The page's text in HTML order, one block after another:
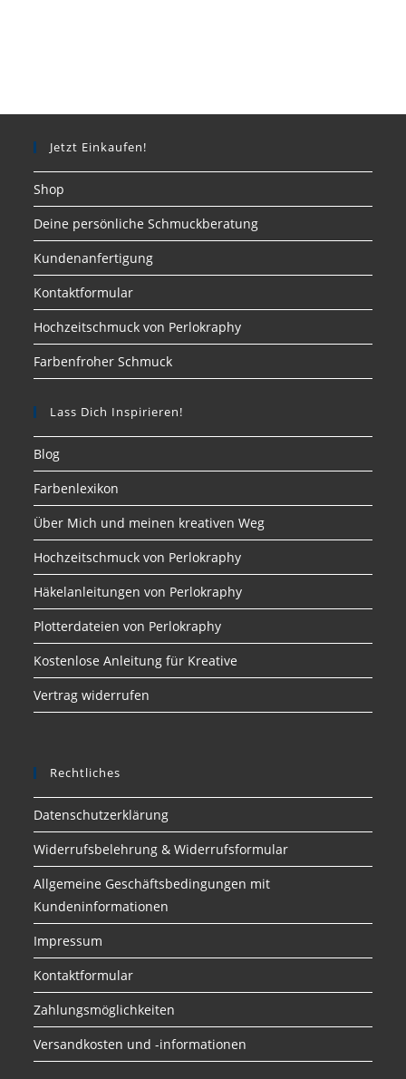
Jetzt Einkaufen!
Shop
Deine persönliche Schmuckberatung
Kundenanfertigung
Kontaktformular
Hochzeitschmuck von Perlokraphy
Farbenfroher Schmuck
Lass Dich Inspirieren!
Blog
Farbenlexikon
Über Mich und meinen kreativen Weg
Hochzeitschmuck von Perlokraphy
Häkelanleitungen von Perlokraphy
Plotterdateien von Perlokraphy
Kostenlose Anleitung für Kreative
Vertrag widerrufen
Rechtliches
Datenschutzerklärung
Widerrufsbelehrung & Widerrufsformular
Allgemeine Geschäftsbedingungen mit
Kundeninformationen
Impressum
Kontaktformular
Zahlungsmöglichkeiten
Versandkosten und -informationen